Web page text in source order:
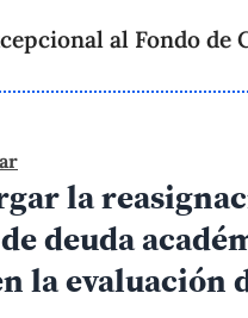
al Fondo de
la
deuda
la evaluación